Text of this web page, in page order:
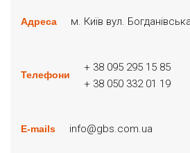
Адреса м. Київ вул.
Телефони
+ 38 095 295 15 85
+ 38 050 332 01 19
E-mails info@gbs.com.ua